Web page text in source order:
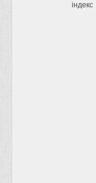
індекс